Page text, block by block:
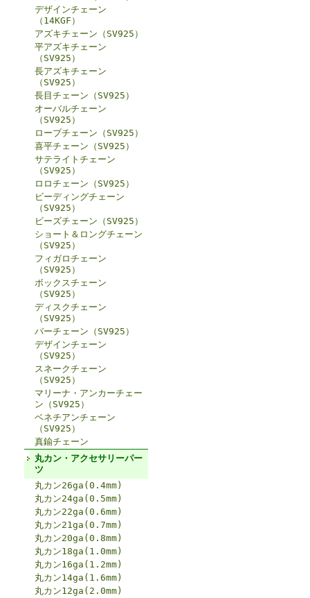
デザインチェーン
（14KGF）
アズキチェーン（SV925）
平アズキチェーン
（SV925）
長アズキチェーン
（SV925）
長目チェーン（SV925）
オーバルチェーン
（SV925）
ロープチェーン（SV925）
喜平チェーン（SV925）
サテライトチェーン
（SV925）
ロロチェーン（SV925）
ビーディングチェーン
（SV925）
ビーズチェーン（SV925）
ショート＆ロングチェーン
（SV925）
フィガロチェーン
（SV925）
ボックスチェーン
（SV925）
ディスクチェーン
（SV925）
バーチェーン（SV925）
デザインチェーン
（SV925）
スネークチェーン
（SV925）
マリーナ・アンカーチェー
ン（SV925）
ベネチアンチェーン
（SV925）
真鍮チェーン
丸カン・アクセサリーパー
ツ
丸カン26ga(0.4mm)
丸カン24ga(0.5mm)
丸カン22ga(0.6mm)
丸カン21ga(0.7mm)
丸カン20ga(0.8mm)
丸カン18ga(1.0mm)
丸カン16ga(1.2mm)
丸カン14ga(1.6mm)
丸カン12ga(2.0mm)